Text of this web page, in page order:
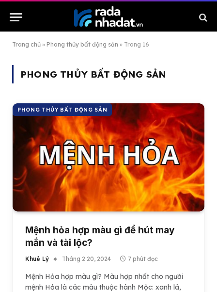
Trang chủ » Phong thủy bất động sản » Trang 16
PHONG THỦY BẤT ĐỘNG SẢN
PHONG THỦY BẤT ĐỘNG SẢN
Mệnh hỏa hợp màu gì để hút may
mắn và tài lộc?
Khuê Lý Tháng 2 20, 2024 7 phút đọc
Mệnh Hỏa hợp màu gì? Màu hợp nhất cho người
mệnh Hỏa là các màu thuộc hành Mộc: xanh lá,